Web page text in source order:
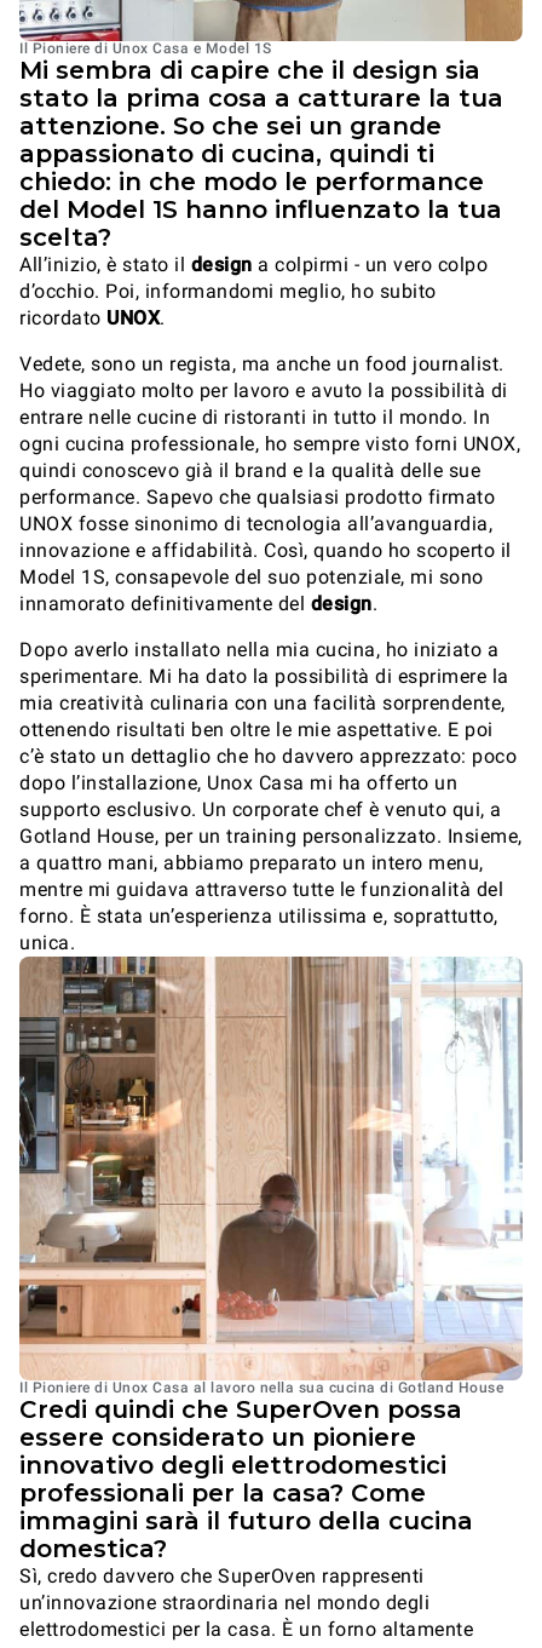
Il Pioniere di Unox Casa e Model 1S
Mi sembra di capire che il design sia
stato la prima cosa a catturare la tua
attenzione. So che sei un grande
appassionato di cucina, quindi ti
chiedo: in che modo le performance
del Model 1S hanno influenzato la tua
scelta?
All’inizio, è stato il design a colpirmi - un vero colpo
d’occhio. Poi, informandomi meglio, ho subito
ricordato UNOX.
Vedete, sono un regista, ma anche un food journalist.
Ho viaggiato molto per lavoro e avuto la possibilità di
entrare nelle cucine di ristoranti in tutto il mondo. In
ogni cucina professionale, ho sempre visto forni UNOX,
quindi conoscevo già il brand e la qualità delle sue
performance. Sapevo che qualsiasi prodotto firmato
UNOX fosse sinonimo di tecnologia all’avanguardia,
innovazione e affidabilità. Così, quando ho scoperto il
Model 1S, consapevole del suo potenziale, mi sono
innamorato definitivamente del design.
Dopo averlo installato nella mia cucina, ho iniziato a
sperimentare. Mi ha dato la possibilità di esprimere la
mia creatività culinaria con una facilità sorprendente,
ottenendo risultati ben oltre le mie aspettative. E poi
c’è stato un dettaglio che ho davvero apprezzato: poco
dopo l’installazione, Unox Casa mi ha offerto un
supporto esclusivo. Un corporate chef è venuto qui, a
Gotland House, per un training personalizzato. Insieme,
a quattro mani, abbiamo preparato un intero menu,
mentre mi guidava attraverso tutte le funzionalità del
forno. È stata un’esperienza utilissima e, soprattutto,
unica.
Il Pioniere di Unox Casa al lavoro nella sua cucina di Gotland House
Credi quindi che SuperOven possa
essere considerato un pioniere
innovativo degli elettrodomestici
professionali per la casa? Come
immagini sarà il futuro della cucina
domestica?
Sì, credo davvero che SuperOven rappresenti
un’innovazione straordinaria nel mondo degli
elettrodomestici per la casa. È un forno altamente